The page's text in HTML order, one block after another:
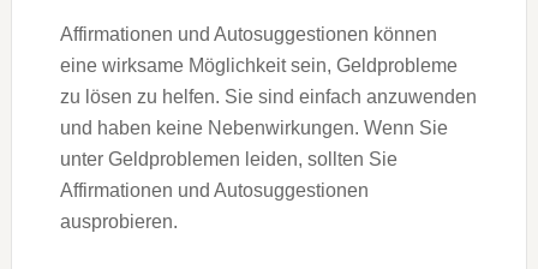
Affirmationen und Autosuggestionen können
eine wirksame Möglichkeit sein, Geldprobleme
zu lösen zu helfen. Sie sind einfach anzuwenden
und haben keine Nebenwirkungen. Wenn Sie
unter Geldproblemen leiden, sollten Sie
Affirmationen und Autosuggestionen
ausprobieren.